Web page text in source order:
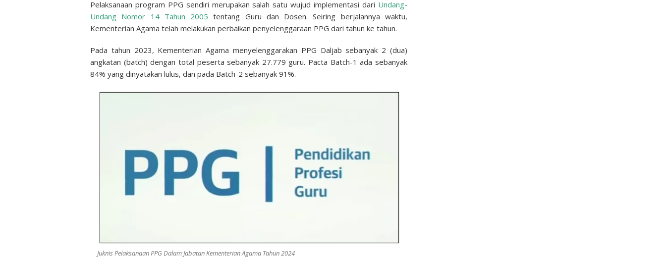
Pelaksanaan program PPG sendiri merupakan salah satu wujud implementasi dari Undang-
Undang Nomor 14 Tahun 2005 tentang Guru dan Dosen. Seiring berjalannya waktu,
Kementerian Agama telah melakukan perbaikan penyelenggaraan PPG dari tahun ke tahun.
Pada tahun 2023, Kementerian Agama menyelenggarakan PPG Daljab sebanyak 2 (dua)
angkatan (batch) dengan total peserta sebanyak 27.779 guru. Pacta Batch-1 ada sebanyak
84% yang dinyatakan lulus, dan pada Batch-2 sebanyak 91%.
Juknis Pelaksanaan PPG Dalam Jabatan Kementerian Agama Tahun 2024